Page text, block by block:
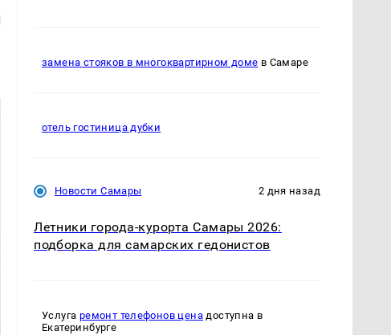
замена стояков в многоквартирном доме в Самаре
отель гостиница дубки
Новости Самары 2 дня назад
Летники города-курорта Самары 2026:
подборка для самарских гедонистов
Услуга ремонт телефонов ценадоступна в
Екатеринбурге